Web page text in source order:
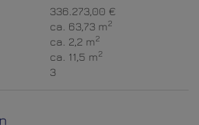
336.273,00 €
ca. 63,73 m2
ca. 2,2 m2
ca. 11,5 m2
3